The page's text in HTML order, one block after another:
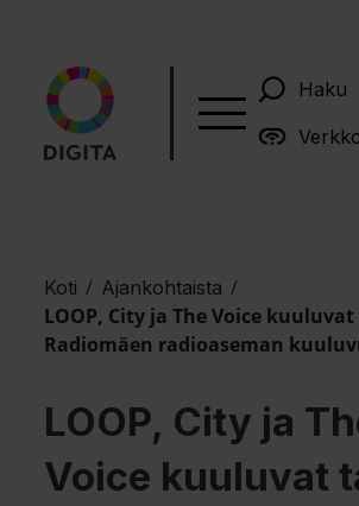
Haku
Koti / Ajankohtaista /
LOOP, City ja The Voice
Radiomäen radioaseman
LOOP, City ja
Voice kuuluvat